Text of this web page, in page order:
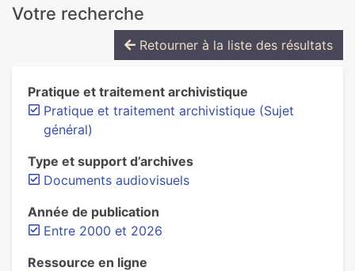
Votre recherche
Retourner à la liste des résultats
Pratique et traitement archivistique
Pratique et traitement archivistique (Sujet
général)
Type et support d’archives
Documents audiovisuels
Année de publication
Entre 2000 et 2026
Ressource en ligne